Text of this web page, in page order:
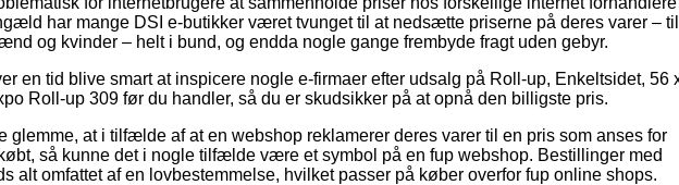
har mange DSI e-butikker været tvunget til at nedsætte priserne på deres varer –
og kvinder – helt i bund, og endda nogle gange frembyde fragt uden gebyr.
en tid blive smart at inspicere nogle e-firmaer efter udsalg på Roll-up, Enkeltsidet, 56
Roll-up 309 før du handler, så du er skudsikker på at opnå den billigste pris.
glemme, at i tilfælde af at en webshop reklamerer deres varer til en pris som anses for
så kunne det i nogle tilfælde være et symbol på en fup webshop. Bestillinger med
alt omfattet af en lovbestemmelse, hvilket passer på køber overfor fup online shops.